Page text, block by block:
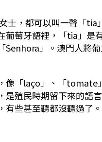
士，都可以叫一聲「tia
葡萄牙語裡，「tia」是
」。澳門人將
像「laço」、「tomate
殖民時期留下來的語
些甚至聽都沒聽過了。